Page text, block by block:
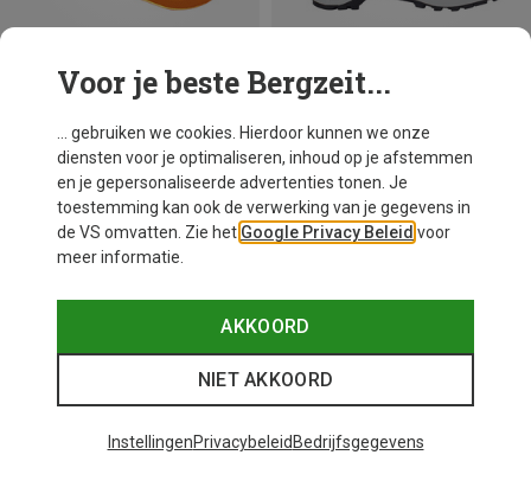
Je bespaart 10% Je bespaart tot 83%
Voor je beste Bergzeit...
... gebruiken we cookies. Hierdoor kunnen we onze
diensten voor je optimaliseren, inhoud op je afstemmen
en je gepersonaliseerde advertenties tonen. Je
toestemming kan ook de verwerking van je gegevens in
de VS omvatten. Zie het Google Privacy Beleid voor
meer informatie.
AKKOORD
NIET AKKOORD
InstellingenPrivacybeleid Bedrijfsgegevens